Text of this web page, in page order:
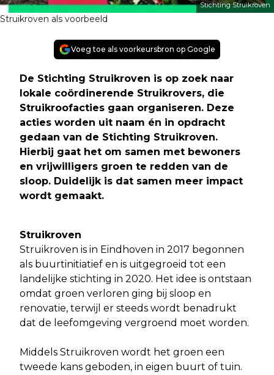
Stichting Struikroven
Struikroven als voorbeeld
Voeg toe als voorkeursbron op Google
De Stichting Struikroven is op zoek naar
lokale coördinerende Struikrovers, die
Struikroofacties gaan organiseren. Deze
acties worden uit naam én in opdracht
gedaan van de Stichting Struikroven.
Hierbij gaat het om samen met bewoners
en vrijwilligers groen te redden van de
sloop. Duidelijk is dat samen meer impact
wordt gemaakt.
Struikroven
Struikroven is in Eindhoven in 2017 begonnen
als buurtinitiatief en is uitgegroeid tot een
landelijke stichting in 2020. Het idee is ontstaan
omdat groen verloren ging bij sloop en
renovatie, terwijl er steeds wordt benadrukt
dat de leefomgeving vergroend moet worden.
Middels Struikroven wordt het groen een
tweede kans geboden, in eigen buurt of tuin.